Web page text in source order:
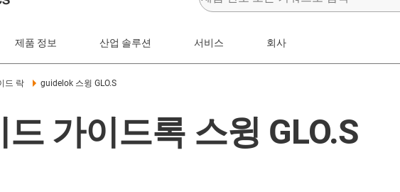
제품 정보 산업 솔루션 서비스 회사
드 락 guidelok 스윙 GLO.S
가이드록 스윙 GLO.S